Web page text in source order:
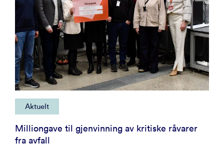
Aktuelt
Milliongave til gjenvinning av kritiske råvarer
fra avfall